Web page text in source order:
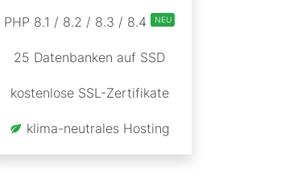
PHP 8.1 / 8.2 / 8.3 / 8.4 NEU
25 Datenbanken auf SSD
kostenlose SSL-Zertifikate
klima-neutrales Hosting